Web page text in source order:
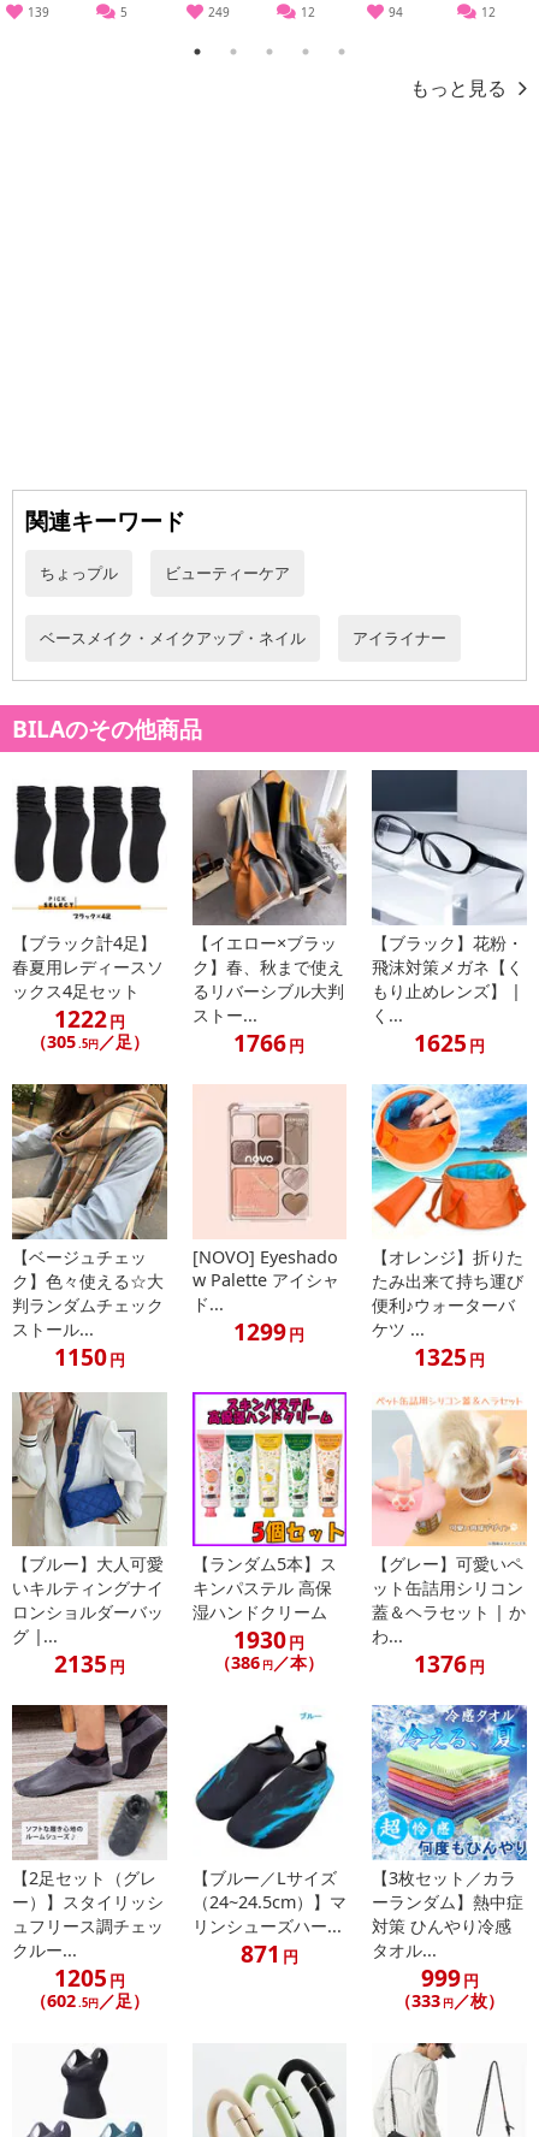
・原産国（最終加工地）：中国
・原材料/材質/素材：
水,アクリレーツコポリマー,BG,エタノール,ポリアスパラギン酸N
a,カミツレ花エキス,セテス－20,エチルヘキシルグリセリン,水酸化A
l,EDTA-2Na,クエン酸,トコフェロール,フェノキシエタノール,メチル
パラベン,デヒドロ酢酸Na,エチルパラベン,酸化鉄
・注意事項：
※お肌に合わない時はご使用を中止してください。また、使用
中・使用後に赤み、はれ、かゆみ、刺激などの異常が現れた場合
は、専門医にご相談ください。そのままご使用を続けますと症状を
悪化させることがあります。
※傷やはれもの、湿疹など、異常のある部位にはお使いにならな
いでください。
※目に入らないようにご注意ください。万が一目に入ったときは
水またはぬるま湯で十分洗い流してください。すすいでも目に異物
感が残る場合は、専門医にご相談ください。
※本商品を使用してのあらゆるトラブルには、弊社は一切の責任
を負いません。予めご了承ください。
※商品は、簡易包装で発送します。海外輸入品のため、パッケー
ジに外国語が表記されており、多少のスレ、汚れ、破れなどがある
場合がございます。予めご了承ください。
※生産の関係により写真と色、柄(LOGO)が若干異なる場合があり
ます。
※商品改良のため、予告なく仕様が若干変更になる場合がござい
ます。予めご了承ください。
※お使いのモニターや端末により、質感・色合いが実際の商品と
異なって見える場合がございます。
※メール便の発送で壊れ物の指定が出来ない為、到着時にパッケ
ージが損傷している場合がございます。万が一、商品に損傷があっ
た場合は、交換、返金等させていただきますので、ご連絡お願いい
たします。但し、着払いでの返品は一切受付けません。着払いで商
品をご返送した場合は、キャンセル返金処理を行いかねますのでご
了承ください。
【保管およびお取扱い上の注意点】
※極端に高温又は低温の場所、直射日光のあたる場所にはおかな
いでください。
※乳幼児の手の届かない場所に保管して下さい。
※ご使用後はカチッと音がするまでキャップをきちんと閉めて下
※キャップをはずしたまま放置すると乾いて描けなくなる場合が
あります。
139 5 249 12 94 12
1 2 3 4 5
もっと見る
関連キーワード
ちょっプル ビューティーケア
ベースメイク・メイクアップ・ネイル アイライナー
BILAのその他商品
【ブラック計4足】
春夏用レディースソ
ックス4足セット
1222円
（305.5円／足）
【イエロー×ブラッ
ク】春、秋まで使え
るリバーシブル大判
ストー...
1766円
【ブラック】花粉・
飛沫対策メガネ【く
もり止めレンズ】 |
く...
1625 円
【ベージュチェッ
ク】色々使える☆大
判ランダムチェック
ストール...
1150円
[NOVO] Eyeshado
w Palette アイシャ
ド...
1299円
【オレンジ】折りた
たみ出来て持ち運び
便利♪ウォーターバ
ケツ ...
1325 円
【ブルー】大人可愛
いキルティングナイ
ロンショルダーバッ
グ |...
2135 円
【ランダム5本】ス
キンパステル 高保
湿ハンドクリーム
1930円
（386 円／本）
【グレー】可愛いペ
ット缶詰用シリコン
蓋＆ヘラセット | か
わ...
1376円
【2足セット（グレ
ー）】スタイリッシ
ュフリース調チェッ
クルー...
1205 円
（602.5円／足）
【ブルー／Lサイズ
（24~24.5cm）】マ
リンシューズハー...
871 円
【3枚セット／カラ
ーランダム】熱中症
対策 ひんやり冷感
タオル...
999円
（333 円／枚）